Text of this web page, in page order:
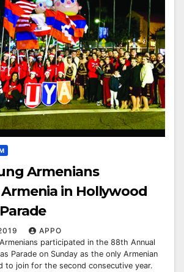
Armenians
in Hollywood
APPO
participated in the 88th Annual
Parade on Sunday as the only Armenian
to join for the second consecutive year.